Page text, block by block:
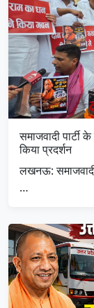
समाजवादी पार्टी
किया प्रदर्शन
लखनऊ:
…